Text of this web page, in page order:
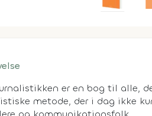
er en bog til alle,
metode, der i dag ikke